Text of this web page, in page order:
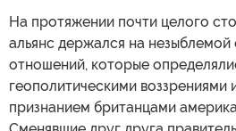
На протяжении почти целого
альянс держался на
отношений, которые
геополитическими воззрениями
признанием британцами